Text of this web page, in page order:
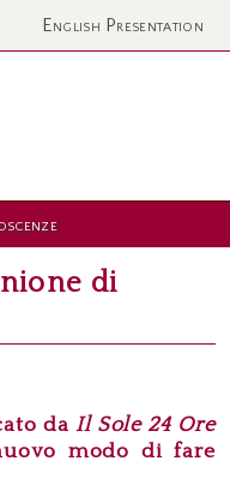
English Presentation
di
da Il Sole 24 Ore
modo di fare